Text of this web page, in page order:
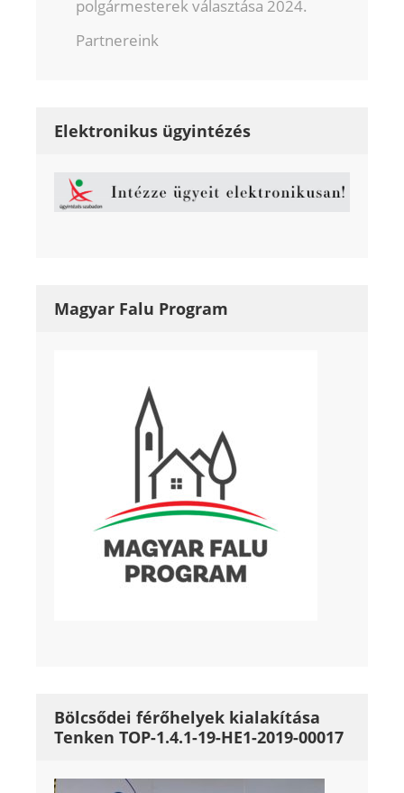
polgármesterek választása 2024.
Partnereink
Elektronikus ügyintézés
Magyar Falu Program
Bölcsődei férőhelyek kialakítása
Tenken TOP-1.4.1-19-HE1-2019-00017